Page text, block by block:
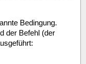
Bedingung.
der Befehl (der